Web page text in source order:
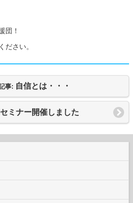
団！
ださい。
事: 自信とは・・・
ミナー開催しました